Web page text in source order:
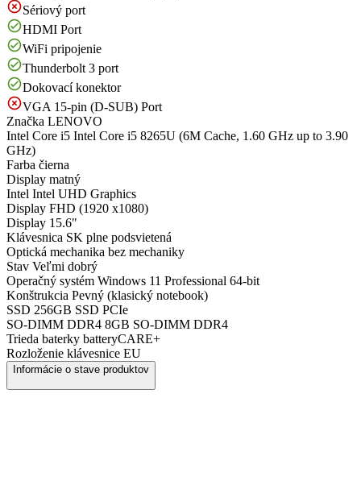
Sériový port
HDMI Port
WiFi pripojenie
Thunderbolt 3 port
Dokovací konektor
VGA 15-pin (D-SUB) Port
Značka LENOVO
Intel Core i5 Intel Core i5 8265U (6M Cache, 1.60 GHz up to 3.90
GHz)
Farba čierna
Display matný
Intel Intel UHD Graphics
Display FHD (1920 x1080)
Display 15.6"
Klávesnica SK plne podsvietená
Optická mechanika bez mechaniky
Stav Veľmi dobrý
Operačný systém Windows 11 Professional 64-bit
Konštrukcia Pevný (klasický notebook)
SSD 256GB SSD PCIe
SO-DIMM DDR4 8GB SO-DIMM DDR4
Trieda baterky batteryCARE+
Rozloženie klávesnice EU
Informácie o stave produktov